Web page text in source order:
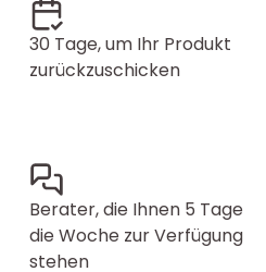
30 Tage, um Ihr Produkt
zurückzuschicken
Berater, die Ihnen 5 Tage
die Woche zur Verfügung
stehen